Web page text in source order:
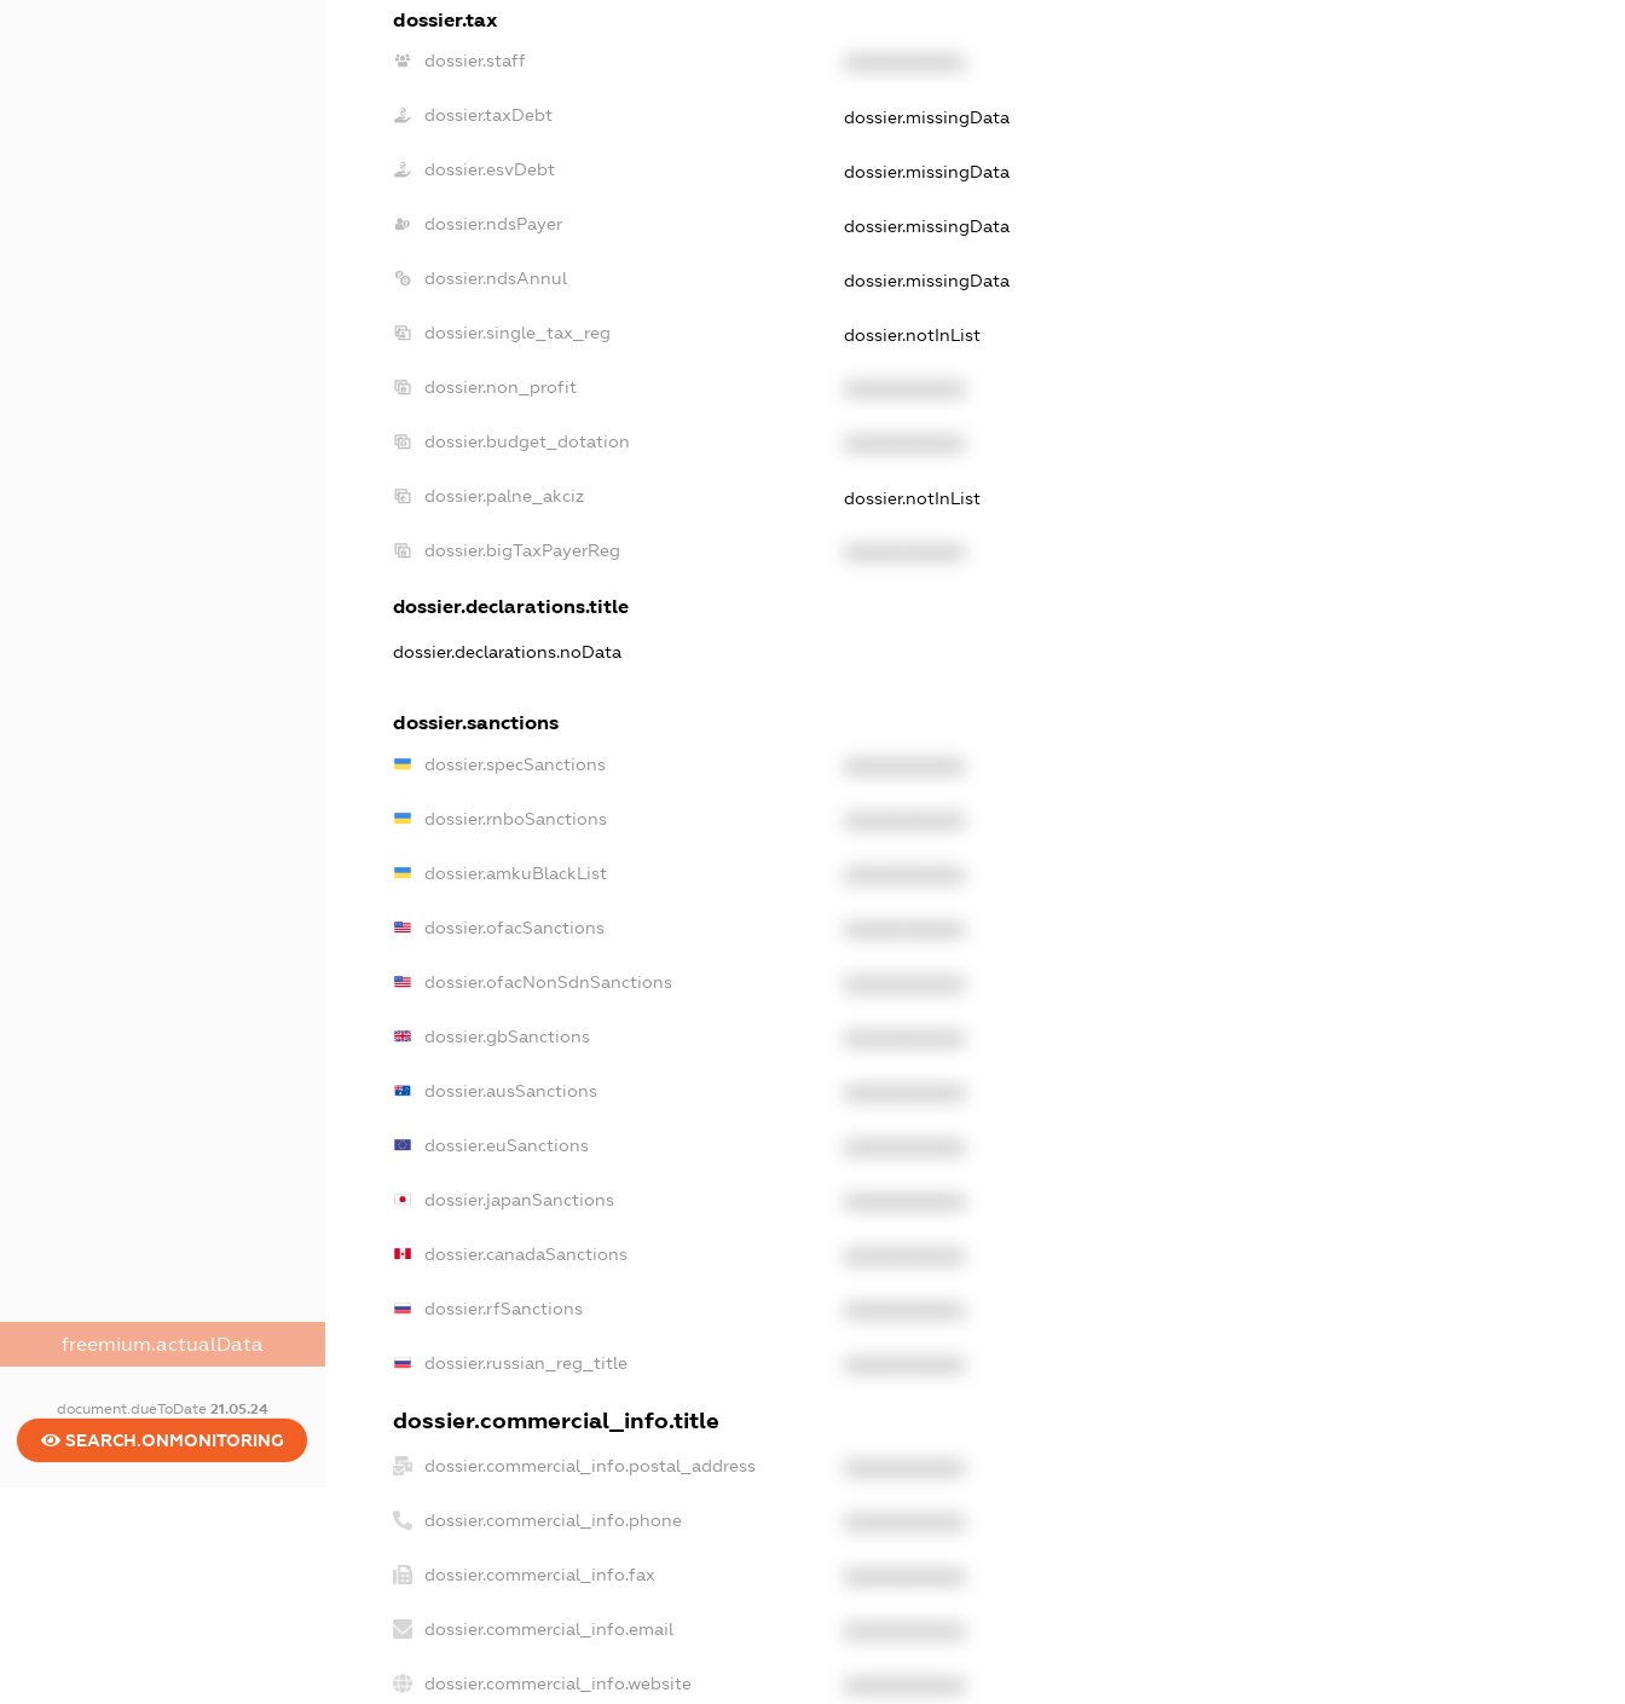
freemium.actualData
document.dueToDate 21.05.24
SEARCH.ONMONITORING
dossier.tax
dossier.staff
dossier.taxDebt dossier.missingData
dossier.esvDebt dossier.missingData
dossier.ndsPayer dossier.missingData
dossier.ndsAnnul dossier.missingData
dossier.single_tax_reg dossier.notInList
dossier.non_profit
dossier.budget_dotation
dossier.palne_akciz dossier.notInList
dossier.bigTaxPayerReg
dossier.declarations.title
dossier.declarations.noData
dossier.sanctions
dossier.specSanctions
dossier.rnboSanctions
dossier.amkuBlackList
dossier.ofacSanctions
dossier.ofacNonSdnSanctions
dossier.gbSanctions
dossier.ausSanctions
dossier.euSanctions
dossier.japanSanctions
dossier.canadaSanctions
dossier.rfSanctions
dossier.russian_reg_title
dossier.commercial_info.title
dossier.commercial_info.postal_address
dossier.commercial_info.phone
dossier.commercial_info.fax
dossier.commercial_info.email
dossier.commercial_info.website